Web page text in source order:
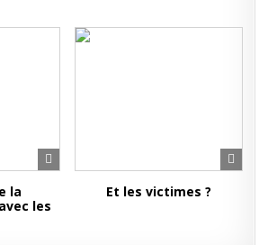
la
les
Et les victimes ?